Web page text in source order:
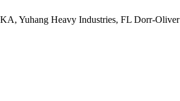
Yuhang Heavy Industries, FL Dorr-